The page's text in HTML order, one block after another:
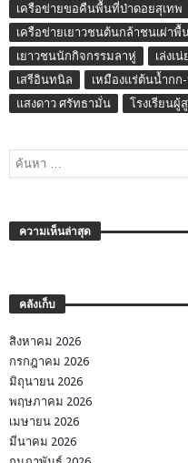
เครือข่ายขอคืนพื้นที่ป่าดอยสุเทพ
เครือข่ายเยาวชนต้นกล้าชนเผ่าพื้
เยาวชนนักกิจกรรมลาหู่
เล่งเน่
เสรีอินทนิล
เหมืองแร่ต้นน้ำกก
แสงดาว ศรัทธามั่น
โรงเรียนผู้
ความเห็นล่าสุด
คลังเก็บ
สิงหาคม 2026
กรกฎาคม 2026
มิถุนายน 2026
พฤษภาคม 2026
เมษายน 2026
มีนาคม 2026